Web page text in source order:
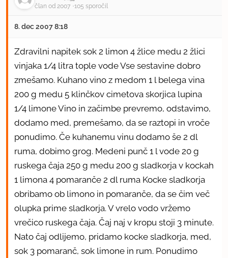
član od 2007 105 sporočil
8. dec 2007 8:18
Zdravilni napitek sok 2 limon 4 žlice medu 2 žlici
vinjaka 1/4 litra tople vode Vse sestavine dobro
zmešamo. Kuhano vino z medom 1 l belega vina
200 g medu 5 klinčkov cimetova skorjica lupina
1/4 limone Vino in začimbe prevremo, odstavimo,
dodamo med, premešamo, da se raztopi in vroče
ponudimo. Če kuhanemu vinu dodamo še 2 dl
ruma, dobimo grog. Medeni punč 1 l vode 20 g
ruskega čaja 250 g medu 200 g sladkorja v kockah
1 limona 4 pomaranče 2 dl ruma Kocke sladkorja
obribamo ob limono in pomaranče, da se čim več
olupka prime sladkorja. V vrelo vodo vržemo
vrečico ruskega čaja. Čaj naj v kropu stoji 3 minute.
Nato čaj odlijemo, pridamo kocke sladkorja, med,
sok 3 pomaranč, sok limone in rum. Ponudimo